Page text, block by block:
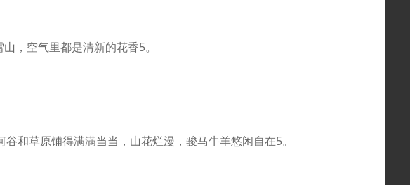
，空气里都是清新的花香5。
和草原铺得满满当当，山花烂漫，骏马牛羊悠闲自在5。